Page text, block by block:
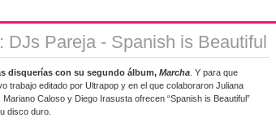
DJs Pareja - Spanish is Beautiful
disquerías con su segundo álbum, Marcha . Y para que
trabajo editado por Ultrapop y en el que colaboraron Juliana
Caloso y Diego Irasusta ofrecen “Spanish is Beautiful”
disco duro.